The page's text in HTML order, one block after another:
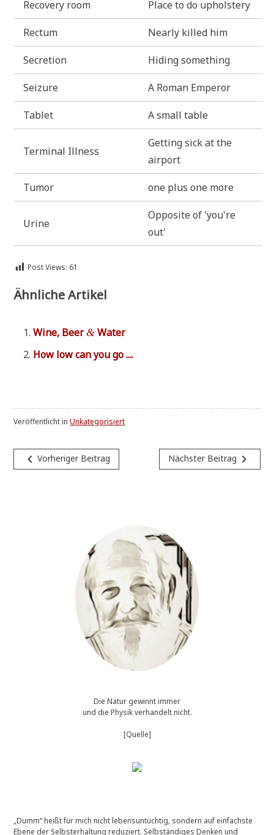
Reco­very room Place to do upholstery
Rec­tum Near­ly kil­led him
Secre­ti­on Hiding some­thing
Sei­zu­re A Roman Emperor
Tablet A small table
Ter­mi­nal Illness
Get­ting sick at the
airport
Tumor one plus one more
Uri­ne
Oppo­si­te of 'you're
out'
Post Views: 61
Ähnliche Artikel
Wine, Beer& Water
How low can you go ....
Veröffentlicht inUnkategorisiert
Beitragsnavigation
navigate_beforeVorheriger Beitrag Nächster Beitrag navigate_next
Die Natur gewinnt immer
und die Physik verhandelt nicht.
[Quelle]
„Dumm“ heißt für mich nicht lebensuntüchtig, sondern auf einfachste
Ebene der Selbsterhaltung reduziert. Selbständiges Denken und